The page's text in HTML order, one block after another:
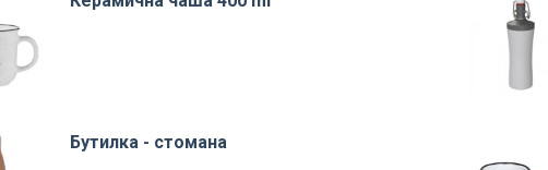
Бутилка - стомана